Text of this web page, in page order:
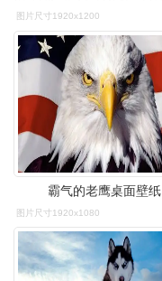
图片尺寸1920x1200
霸气的老鹰桌面壁纸
图片尺寸1920x1080